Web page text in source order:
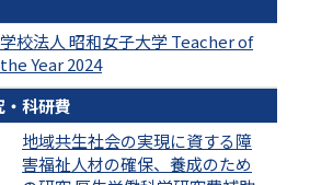
学校法人 昭和女子大学 Teacher of
the Year 2024
科研費
地域共生社会の実現に資する障
害福祉人材の確保、養成のため